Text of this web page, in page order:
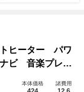
ヒーター パワ
ビ 音楽プレー
ＥＤヘッドラ
トカメラ サイ
本体価格 諸費用